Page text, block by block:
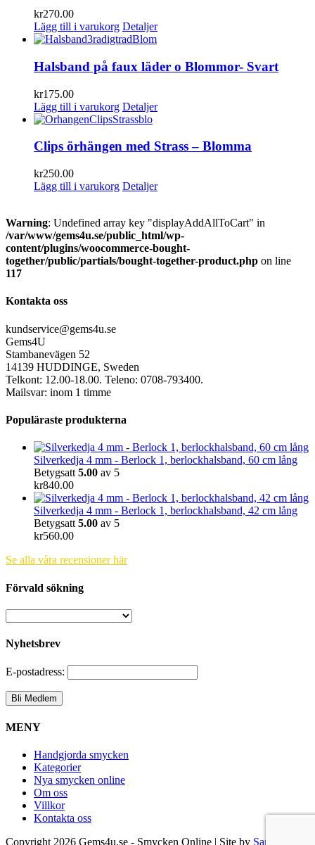
kr270.00
Lägg till i varukorg Detaljer
Halsband på faux läder o Blommor- Svart
kr175.00
Lägg till i varukorg Detaljer
Clips örhängen med Strass – Blomma
kr250.00
Lägg till i varukorg Detaljer
Warning: Undefined array key "displayAddAllToCart" in
/var/www/gems4u.se/public_html/wp-
content/plugins/woocommerce-bought-
together/public/partials/bought-together-product.php on line
117
Kontakta oss
kundservice@gems4u.se
Gems4U
Stambanevägen 52
14139 HUDDINGE, Sweden
Telkont: 12.00-18.00. Teleno: 0708-793400.
Mailsvar: inom 1 timme
Populäraste produkterna
Silverkedja 4 mm - Berlock 1, berlockhalsband, 60 cm lång
Betygsatt 5.00 av 5
kr840.00
Silverkedja 4 mm - Berlock 1, berlockhalsband, 42 cm lång
Betygsatt 5.00 av 5
kr560.00
Se alla våra recensioner här
Förvald sökning
Nyhetsbrev
E-postadress:
MENY
Handgjorda smycken
Kategorier
Nya smycken online
Om oss
Villkor
Kontakta oss
Copyright 2026 Gems4u.se - Smycken Online | Site by Samsara